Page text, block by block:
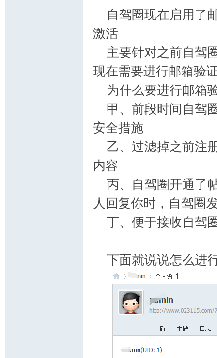
自驾圈现在启用了
激活
主要针对之前自驾
现在需要进行邮箱验
为什么要进行邮箱
甲、前段时间自驾
安全措施
乙、过滤掉之前注
内容
丙、自驾圈开通了
人回复你时，自驾圈
丁、便于接收自驾
下面就说说怎么进